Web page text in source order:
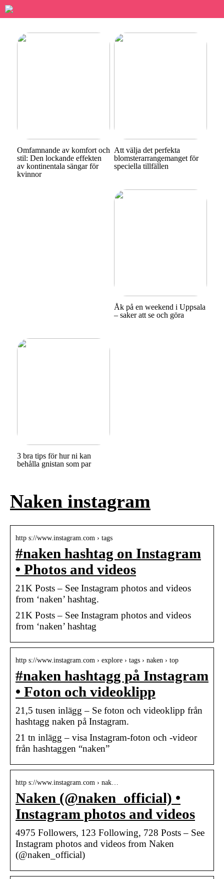
Omfamnande av komfort och
stil: Den lockande effekten
av kontinentala sängar för
kvinnor
Att välja det perfekta
blomsterarrangemanget för
speciella tillfällen
Åk på en weekend i Uppsala
– saker att se och göra
3 bra tips för hur ni kan
behålla gnistan som par
Naken instagram
http s://www.instagram.com › tags
#naken hashtag on Instagram
• Photos and videos
21K Posts – See Instagram photos and videos
from ‘naken’ hashtag.
21K Posts – See Instagram photos and videos
from ‘naken’ hashtag
http s://www.instagram.com › explore › tags › naken › top
#naken hashtagg på Instagram
• Foton och videoklipp
21,5 tusen inlägg – Se foton och videoklipp från
hashtagg naken på Instagram.
21 tn inlägg – visa Instagram-foton och -videor
från hashtaggen “naken”
http s://www.instagram.com › nak…
Naken (@naken_official) •
Instagram photos and videos
4975 Followers, 123 Following, 728 Posts – See
Instagram photos and videos from Naken
(@naken_official)